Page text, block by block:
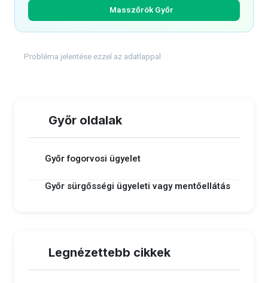
Masszőrök Győr
Probléma jelentése ezzel az adatlappal
Győr oldalak
Győr fogorvosi ügyelet
Győr sürgősségi ügyeleti vagy mentőellátás
Legnézettebb cikkek